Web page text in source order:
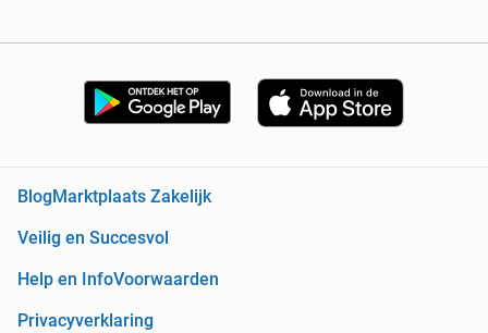
BlogMarktplaats Zakelijk
Veilig en Succesvol
Help en InfoVoorwaarden
Privacyverklaring